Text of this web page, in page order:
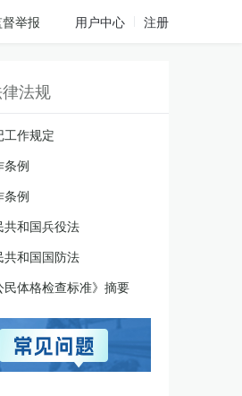
督举报 用户中心 注册
法规
工作规定
条例
条例
共和国兵役法
共和国国防法
民体格检查标准》摘要